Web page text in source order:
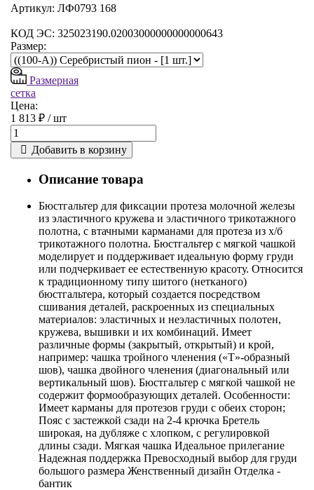
Артикул: ЛФ0793 168
КОД ЭС: 325023190.02003000000000000643
Размер:
Размерная
сетка
Цена:
1 813 ₽ /шт
Добавить в корзину
Описание товара
Бюстгальтер для фиксации протеза молочной железы
из эластичного кружева и эластичного трикотажного
полотна, с втачными карманами для протеза из х/б
трикотажного полотна. Бюстгальтер с мягкой чашкой
моделирует и поддерживает идеальную форму груди
или подчеркивает ее естественную красоту. Относится
к традиционному типу шитого (нетканого)
бюстгальтера, который создается посредством
сшивания деталей, раскроенных из специальных
материалов: эластичных и неэластичных полотен,
кружева, вышивки и их комбинаций. Имеет
различные формы (закрытый, открытый) и крой,
например: чашка тройного членения («Т»-образный
шов), чашка двойного членения (диагональный или
вертикальный шов). Бюстгальтер с мягкой чашкой не
содержит формообразующих деталей. Особенности:
Имеет карманы для протезов груди с обеих сторон;
Пояс с застежкой сзади на 2-4 крючка Бретель
широкая, на дубляже с хлопком, с регулировкой
длины сзади. Мягкая чашка Идеальное прилегание
Надежная поддержка Превосходный выбор для груди
большого размера Женственный дизайн Отделка -
бантик